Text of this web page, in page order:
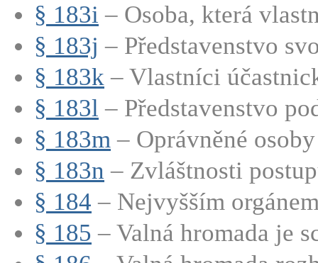
§ 183i – Osoba, která
§ 183j – Představenstvo
§ 183k – Vlastníci
§ 183l – Představenstvo
§ 183m – Oprávněné
§ 183n – Zvláštnosti
§ 184 – Nejvyšším
§ 185 – Valná hromada je